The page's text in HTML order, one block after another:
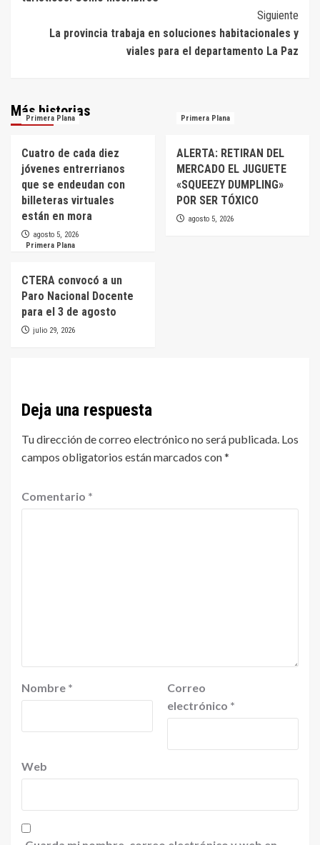
Siguiente
La provincia trabaja en soluciones habitacionales y
viales para el departamento La Paz
Más historias
Primera Plana
Cuatro de cada diez
jóvenes entrerrianos
que se endeudan con
billeteras virtuales
están en mora
agosto 5, 2026
Primera Plana
ALERTA: RETIRAN DEL
MERCADO EL JUGUETE
«SQUEEZY DUMPLING»
POR SER TÓXICO
agosto 5, 2026
Primera Plana
CTERA convocó a un
Paro Nacional Docente
para el 3 de agosto
julio 29, 2026
Deja una respuesta
Tu dirección de correo electrónico no será publicada. Los
campos obligatorios están marcados con*
Comentario *
Nombre *
Correo
electrónico *
Web